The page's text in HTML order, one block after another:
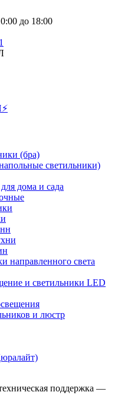
до 18:00
(бра)
светильники)
дома и сада
направленного света
и светильники LED
и люстр
поддержка —